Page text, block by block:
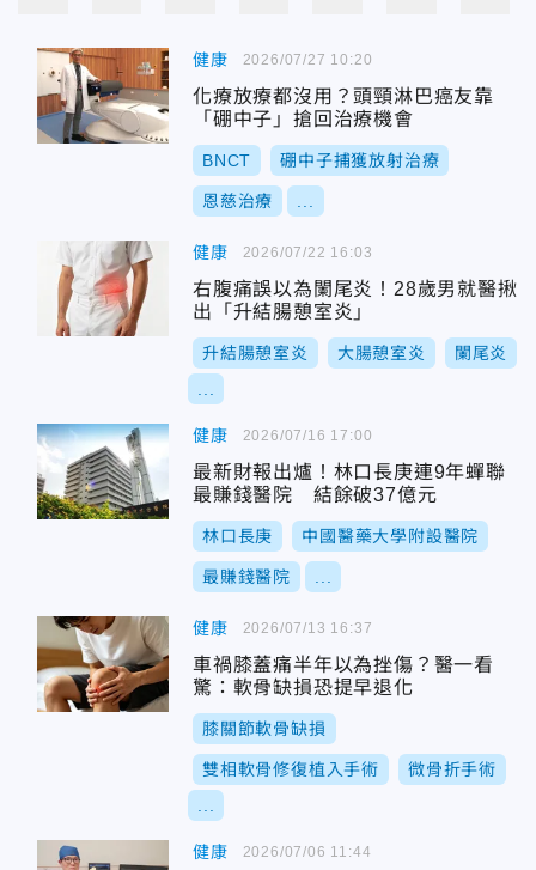
健康
化療放療都沒用？頭頸淋巴癌友靠
「硼中子」搶回治療機會
BNCT 硼中子捕獲放射治療
恩慈治療
2026/07/27 10:20
健康
右腹痛誤以為闌尾炎！28歲男就醫揪
出「升結腸憩室炎」
升結腸憩室炎 大腸憩室炎 闌尾炎
2026/07/22 16:03
健康
最新財報出爐！林口長庚連9年蟬聯
最賺錢醫院 結餘破37億元
林口長庚 中國醫藥大學附設醫院
最賺錢醫院
2026/07/16 17:00
健康
車禍膝蓋痛半年以為挫傷？醫一看
驚：軟骨缺損恐提早退化
膝關節軟骨缺損
雙相軟骨修復植入手術 微骨折手術
2026/07/13 16:37
健康 2026/07/06 11:44